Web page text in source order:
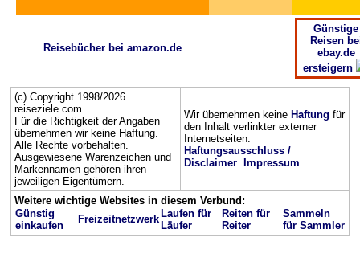
Reisebücher bei amazon.de
Günstige
Reisen
ebay.de
ersteigern
(c) Copyright 1998/2026
reiseziele.com
Für die Richtigkeit der Angaben
übernehmen wir keine Haftung.
Alle Rechte vorbehalten.
Ausgewiesene Warenzeichen und
Markennamen gehören ihren
jeweiligen Eigentümern.
Wir übernehmen keine Haftung für
den Inhalt verlinkter externer
Internetseiten.
Haftungsausschluss /
Disclaimer
Impressum
Weitere wichtige Websites in diesem Verbund:
Günstig
einkaufen
Freizeitnetzwerk Laufen für
Läufer
Reiten für
Reiter
Sammeln
für Sammler